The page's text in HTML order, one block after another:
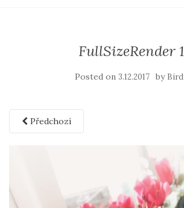
FullSizeRender
Posted on 3.12.2017 by
Předchozí